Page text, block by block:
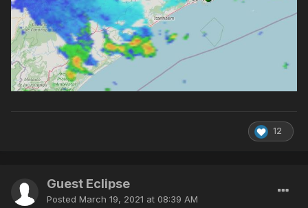
12
Guest Eclipse
Posted March 19, 2021 at 08:39 AM